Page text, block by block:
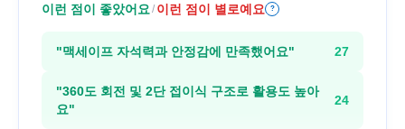
이런 점이 좋았어요 / 이런 점이 별로예요 ?
"맥세이프 자석력과 안정감에 만족했어요" 27
"360도 회전 및 2단 접이식 구조로 활용도 높아
요"
24